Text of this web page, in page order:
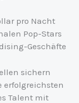
pro Nacht
Pop-Stars
Geschäfte
sichern
erfolgreichsten
Talent mit